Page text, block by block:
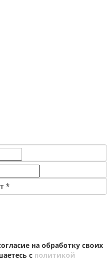
*
на обработку своих
с политикой